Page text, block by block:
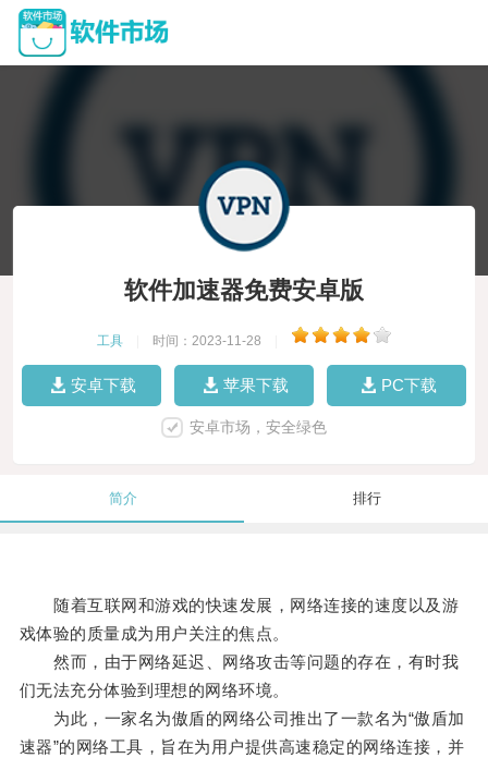
软件加速器免费安卓版
工具 时间：2023-11-28
安卓下载 苹果下载 PC下载
安卓市场，安全绿色
简介 排行
随着互联网和游戏的快速发展，网络连接的速度以及游
戏体验的质量成为用户关注的焦点。
然而，由于网络延迟、网络攻击等问题的存在，有时我
们无法充分体验到理想的网络环境。
为此，一家名为傲盾的网络公司推出了一款名为“傲盾加
速器”的网络工具，旨在为用户提供高速稳定的网络连接，并